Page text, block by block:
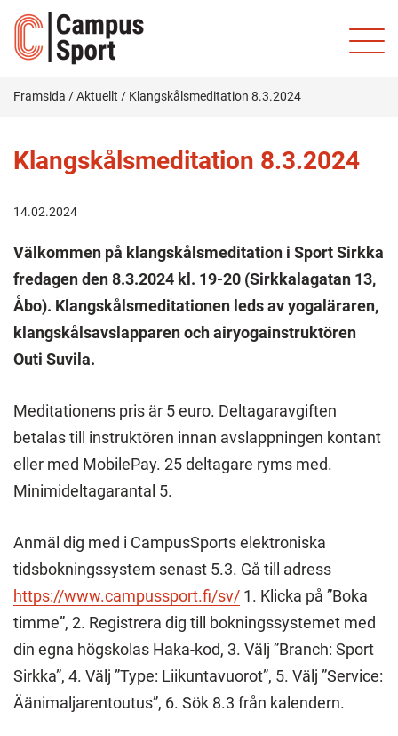
Framsida /Aktuellt / Klangskålsmeditation 8.3.2024
Klangskålsmeditation 8.3.2024
14.02.2024
Välkommen på klangskålsmeditation i Sport Sirkka
fredagen den 8.3.2024 kl. 19-20 (Sirkkalagatan 13,
Åbo). Klangskålsmeditationen leds av yogaläraren,
klangskålsavslapparen och airyogainstruktören
Outi Suvila.
Meditationens pris är 5 euro. Deltagaravgiften
betalas till instruktören innan avslappningen kontant
eller med MobilePay. 25 deltagare ryms med.
Minimideltagarantal 5.
Anmäl dig med i CampusSports elektroniska
tidsbokningssystem senast 5.3. Gå till adress
https://www.campussport.fi/sv/ 1. Klicka på ”Boka
timme”, 2. Registrera dig till bokningssystemet med
din egna högskolas Haka-kod, 3. Välj ”Branch: Sport
Sirkka”, 4. Välj ”Type: Liikuntavuorot”, 5. Välj ”Service:
Äänimaljarentoutus”, 6. Sök 8.3 från kalendern.